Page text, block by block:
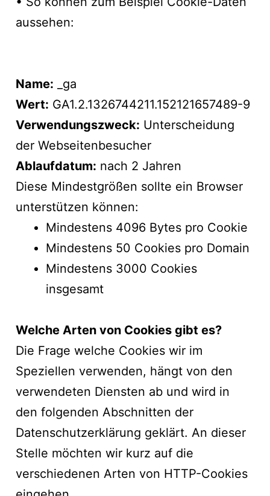
aussehen:
Name: _ga
Wert: GA1.2.1326744211.152121657489-9
Verwendungszweck: Unterscheidung
der Webseitenbesucher
Ablaufdatum: nach 2 Jahren
Diese Mindestgrößen sollte ein Browser
unterstützen können:
Mindestens 4096 Bytes pro Cookie
Mindestens 50 Cookies pro Domain
Mindestens 3000 Cookies
insgesamt
Welche Arten von Cookies gibt es?
Die Frage welche Cookies wir im
Speziellen verwenden, hängt von den
verwendeten Diensten ab und wird in
den folgenden Abschnitten der
Datenschutzerklärung geklärt. An dieser
Stelle möchten wir kurz auf die
verschiedenen Arten von HTTP-Cookies